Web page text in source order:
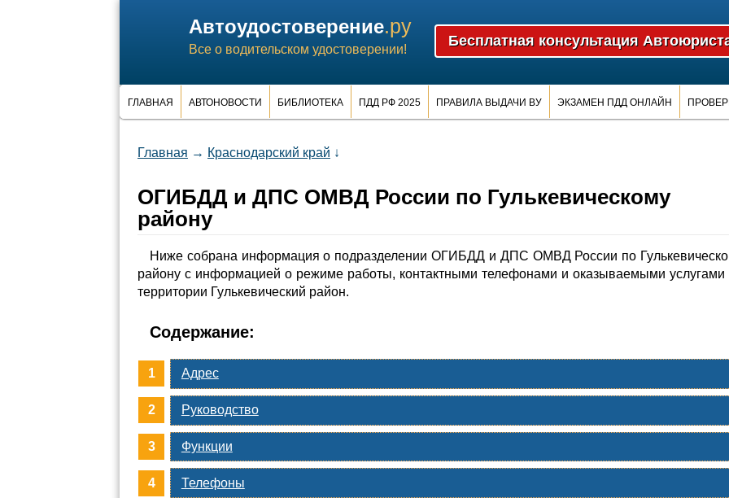
Автоудостоверение.ру
Все о водительском удостоверении!
ГЛАВНАЯ АВТОНОВОСТИ БИБЛИОТЕКА ПДД РФ 2025 ПРАВИЛА ВЫДАЧИ ВУ ЭКЗАМЕН ПДД ОНЛАЙН
Главная → Краснодарский край ↓
ОГИБДД и ДПС ОМВД России по Гулькевическому
району
Ниже собрана информация о подразделении ОГИБДД и ДПС ОМВД России по
району с информацией о режиме работы, контактными телефонами и оказываемыми услугами
территории Гулькевический район.
Содержание:
Адрес
Руководство
Функции
Телефоны